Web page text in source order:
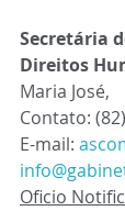
Secretária
Direitos
Maria José,
Contato:
E-mail:
Oficio